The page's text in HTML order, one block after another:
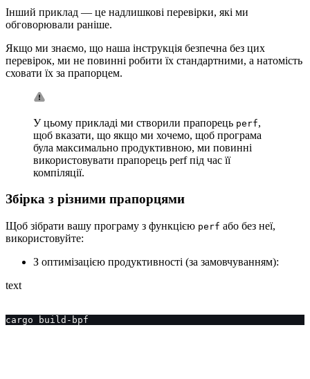
Інший приклад — це надлишкові перевірки, які ми
обговорювали раніше.
Якщо ми знаємо, що наша інструкція безпечна без цих
перевірок, ми не повинні робити їх стандартними, а натомість
сховати їх за прапорцем.
У цьому прикладі ми створили прапорець perf,
щоб вказати, що якщо ми хочемо, щоб програма
була максимально продуктивною, ми повинні
використовувати прапорець perf під час її
компіляції.
Збірка з різними прапорцями
Щоб зібрати вашу програму з функцією perf або без неї,
використовуйте:
З оптимізацією продуктивності (за замовчуванням):
text
cargo build-bpf